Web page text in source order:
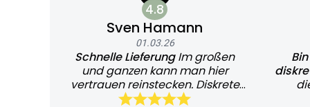
4.8
Sven Hamann
01.03.26
Schnelle LieferungIm großen
und ganzen kann man hier
vertrauen reinstecken. Diskrete
und schnelle Lieferung